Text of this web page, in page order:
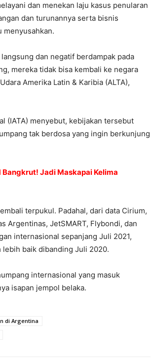
dan menekan laju kasus penularan
dan turunannya serta bisnis
menyusahkan.
dan negatif berdampak pada
mereka tidak bisa kembali ke negara
Amerika Latin & Karibia (ALTA),
(IATA) menyebut, kebijakan tersebut
tak berdosa yang ingin berkunjung
Jadi Maskapai Kelima
terpukul. Padahal, dari data Cirium,
Argentinas, JetSMART, Flybondi, dan
internasional sepanjang Juli 2021,
baik dibanding Juli 2020.
internasional yang masuk
isapan jempol belaka.
di Argentina